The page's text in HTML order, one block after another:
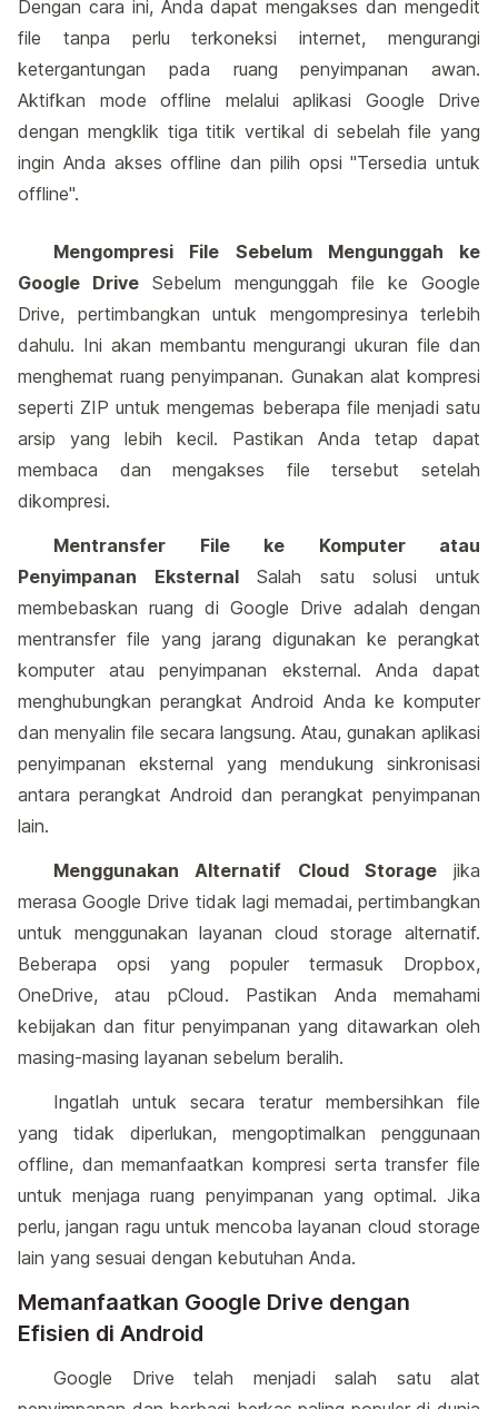
Dengan cara ini, Anda dapat mengakses dan mengedit
file tanpa perlu terkoneksi internet, mengurangi
ketergantungan pada ruang penyimpanan awan.
Aktifkan mode offline melalui aplikasi Google Drive
dengan mengklik tiga titik vertikal di sebelah file yang
ingin Anda akses offline dan pilih opsi "Tersedia untuk
offline".
Mengompresi File Sebelum Mengunggah ke
Google Drive Sebelum mengunggah file ke Google
Drive, pertimbangkan untuk mengompresinya terlebih
dahulu. Ini akan membantu mengurangi ukuran file dan
menghemat ruang penyimpanan. Gunakan alat kompresi
seperti ZIP untuk mengemas beberapa file menjadi satu
arsip yang lebih kecil. Pastikan Anda tetap dapat
membaca dan mengakses file tersebut setelah
dikompresi.
Mentransfer File ke Komputer atau
Penyimpanan EksternalSalah satu solusi untuk
membebaskan ruang di Google Drive adalah dengan
mentransfer file yang jarang digunakan ke perangkat
komputer atau penyimpanan eksternal. Anda dapat
menghubungkan perangkat Android Anda ke komputer
dan menyalin file secara langsung. Atau, gunakan aplikasi
penyimpanan eksternal yang mendukung sinkronisasi
antara perangkat Android dan perangkat penyimpanan
lain.
Menggunakan Alternatif Cloud Storagejika
merasa Google Drive tidak lagi memadai, pertimbangkan
untuk menggunakan layanan cloud storage alternatif.
Beberapa opsi yang populer termasuk Dropbox,
OneDrive, atau pCloud. Pastikan Anda memahami
kebijakan dan fitur penyimpanan yang ditawarkan oleh
masing-masing layanan sebelum beralih.
Ingatlah untuk secara teratur membersihkan file
yang tidak diperlukan, mengoptimalkan penggunaan
offline, dan memanfaatkan kompresi serta transfer file
untuk menjaga ruang penyimpanan yang optimal. Jika
perlu, jangan ragu untuk mencoba layanan cloud storage
lain yang sesuai dengan kebutuhan Anda.
Memanfaatkan Google Drive dengan
Efisien di Android
Google Drive telah menjadi salah satu alat